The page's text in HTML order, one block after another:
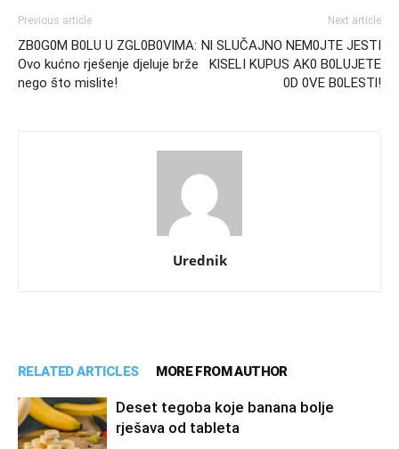
Previous article
ZB0G0M B0LU U ZGL0B0VlMA:
Ovo kućno rješenje djeluje brže
nego što mislite!
Next article
Nl SLUČAJNO NEM0JTE JESTI
KlSELI KUPUS AK0 B0LUJETE
0D 0VE B0LESTl!
Urednik
RELATED ARTICLES MORE FROM AUTHOR
Deset tegoba koje banana bolje
rješava od tableta